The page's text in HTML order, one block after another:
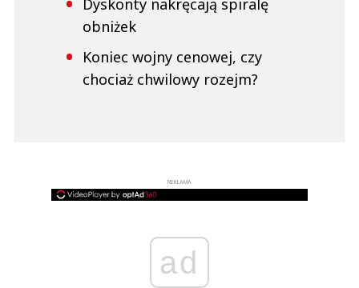
Dyskonty nakręcają spiralę
obniżek
Koniec wojny cenowej, czy
chociaż chwilowy rozejm?
REKLAMA
ad